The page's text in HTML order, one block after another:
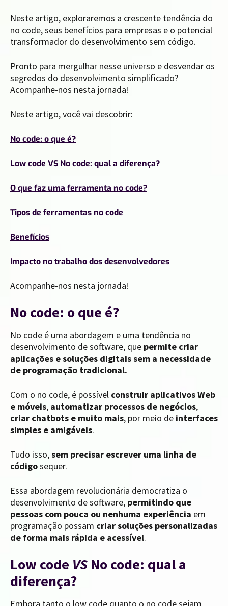
Neste artigo, exploraremos a crescente tendência do
no code, seus benefícios para empresas e o potencial
transformador do desenvolvimento sem código.
Pronto para mergulhar nesse universo e desvendar os
segredos do desenvolvimento simplificado?
Acompanhe-nos nesta jornada!
Neste artigo, você vai descobrir:
No code: o que é?
Low code VS No code: qual a diferença?
O que faz uma ferramenta no code?
Tipos de ferramentas no code
Benefícios
Impacto no trabalho dos desenvolvedores
Acompanhe-nos nesta jornada!
No code: o que é?
No code é uma abordagem e uma tendência no
desenvolvimento de software, que permite criar
aplicações e soluções digitais sem a necessidade
de programação tradicional.
Com o no code, é possível construir aplicativos Web
e móveis, automatizar processos de negócios,
criar chatbots e muito mais, por meio de interfaces
simples e amigáveis.
Tudo isso,sem precisar escrever uma linha de
códigosequer.
Essa abordagem revolucionária democratiza o
desenvolvimento de software, permitindo que
pessoas com pouca ou nenhuma experiência em
programação possam criar soluções personalizadas
de forma mais rápida e acessível.
Low code VS No code: qual a
diferença?
Embora tanto o low code quanto o no code sejam